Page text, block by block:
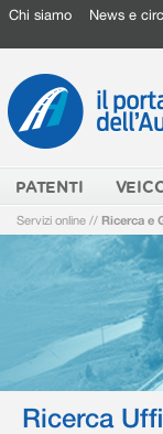
Chi siamo News e
PATENTI
Servizi online // Ricerca e
Ricerca